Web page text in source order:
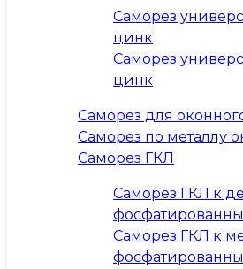
Саморез
цинк
Саморез
цинк
Саморез для
Саморез по металлу
Саморез ГКЛ
Саморез ГКЛ к
Саморез ГКЛ к